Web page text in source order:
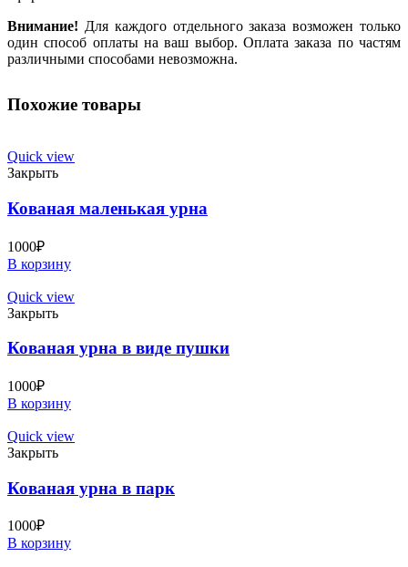
Внимание! Для каждого отдельного заказа возможен только
один способ оплаты на ваш выбор. Оплата заказа по частям
различными способами невозможна.
Похожие товары
Quick view
Закрыть
Кованая маленькая урна
1000₽
В корзину
Quick view
Закрыть
Кованая урна в виде пушки
1000₽
В корзину
Quick view
Закрыть
Кованая урна в парк
1000₽
В корзину